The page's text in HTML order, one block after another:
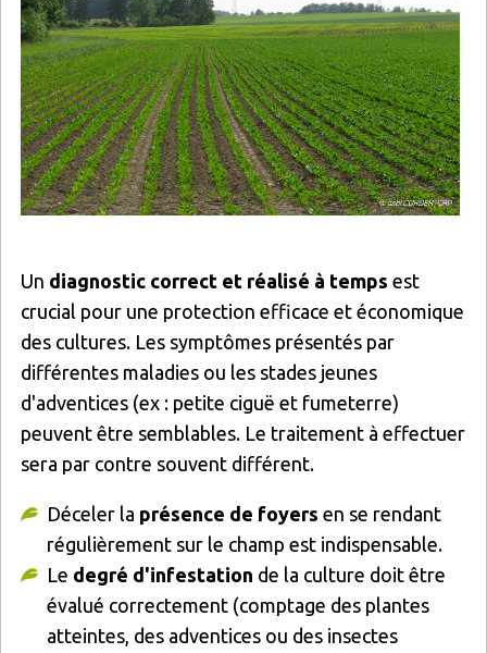
Un diagnostic correct et réalisé à temps est
crucial pour une protection efficace et économique
des cultures. Les symptômes présentés par
différentes maladies ou les stades jeunes
d'adventices (ex : petite ciguë et fumeterre)
peuvent être semblables. Le traitement à effectuer
sera par contre souvent différent.
Déceler la présence de foyers en se rendant
régulièrement sur le champ est indispensable.
Le degré d'infestation de la culture doit être
évalué correctement (comptage des plantes
atteintes, des adventices ou des insectes